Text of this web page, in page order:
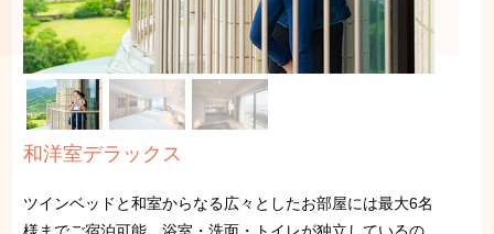
和洋室デラックス
ツインベッドと和室からなる広々としたお部屋には最大6名